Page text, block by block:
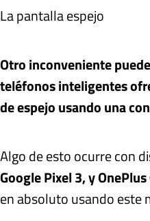
La pantalla espejo
Otro inconveniente
teléfonos inteligentes
de espejo usando una
Algo de esto ocurre con
Google Pixel 3, y
en absoluto usando este